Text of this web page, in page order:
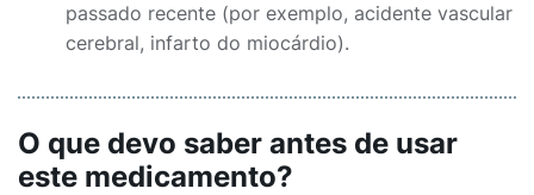
passado recente (por exemplo, acidente vascular
cerebral, infarto do miocárdio).
O que devo saber antes de usar
este medicamento?